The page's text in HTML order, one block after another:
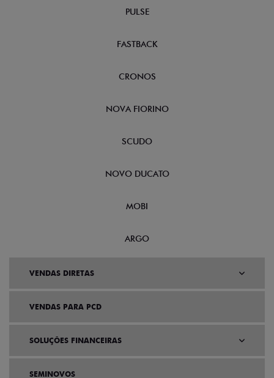
PULSE
FASTBACK
CRONOS
NOVA FIORINO
SCUDO
NOVO DUCATO
MOBI
ARGO
VENDAS DIRETAS
VENDAS PARA PCD
SOLUÇÕES FINANCEIRAS
SEMINOVOS